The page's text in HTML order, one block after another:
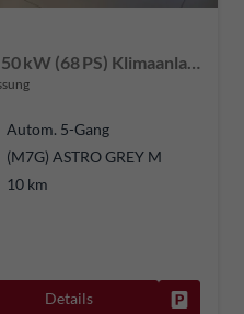
Gold 1,0 GDI AMT5 Automatik 50 kW (68 PS) Klimaanlage, Sitzheizung, Lenkradheizung, Navigationssystem, Radio, DAB, Android Auto, Apple CarPlay, Freisprecheinrichtung, Bluetooth, Rückfahrkamera, 15 Zoll Leichtmetallfelgen, uvm.
Autom. 5-Gang
(M7G) ASTRO GREY M
10 km
Details